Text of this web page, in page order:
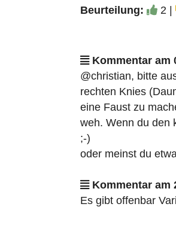
Beurteilung: 2 |
Kommentar am
@christian, bitte
rechten Knies
eine Faust zu
weh. Wenn du den
;-)
oder meinst du
Kommentar am
Es gibt offenbar